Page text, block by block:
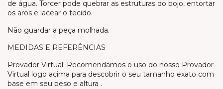
de água. Torcer pode quebrar as estruturas do bojo, entortar
os aros e lacear o tecido.
Não guardar a peça molhada.
MEDIDAS E REFERÊNCIAS
Provador Virtual: Recomendamos o uso do nosso Provador
Virtual logo acima para descobrir o seu tamanho exato com
base em seu peso e altura .